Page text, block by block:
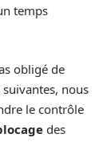
temps
obligé de
nous
le contrôle
des